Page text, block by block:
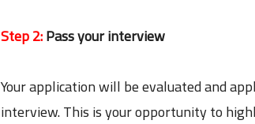
Step 2:Pass your interview
Your application will be evaluated and
interview. This is your opportunity to